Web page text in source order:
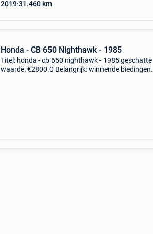
2019 31.460 km
Honda - CB 650 Nighthawk - 1985
Titel: honda - cb 650 nighthawk - 1985 geschatte
waarde: €2800.0 Belangrijk: winnende biedingen